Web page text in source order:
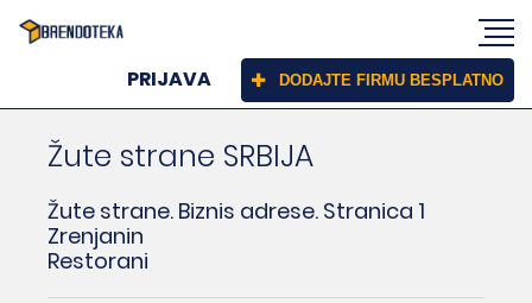
PRIJAVA DODAJTE FIRMU BESPLATNO
Žute strane SRBIJA
Žute strane. Biznis adrese. Stranica 1
Zrenjanin
Restorani